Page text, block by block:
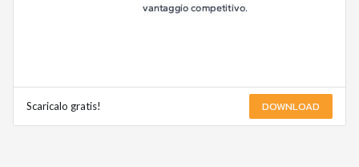
Scaricalo gratis! DOWNLOAD